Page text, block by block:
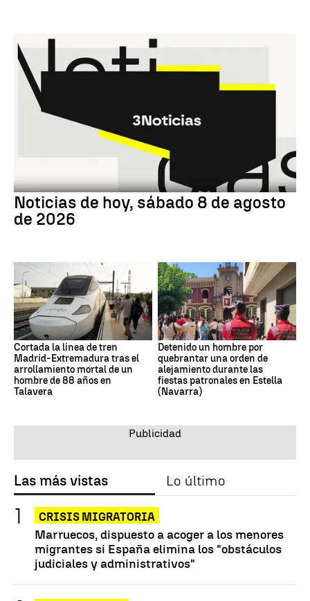
Noticias de hoy, sábado 8 de agosto
de 2026
Cortada la línea de tren
Madrid-Extremadura tras el
arrollamiento mortal de un
hombre de 88 años en
Talavera
Detenido un hombre por
quebrantar una orden de
alejamiento durante las
fiestas patronales en Estella
(Navarra)
Las más vistas Lo último
CRISIS MIGRATORIA
Marruecos, dispuesto a acoger a los menores
migrantes si España elimina los "obstáculos
judiciales y administrativos"